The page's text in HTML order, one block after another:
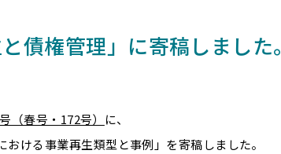
権管理」に寄稿しました。
（春号・172号）
に、
ける事業再生類型と事例」を寄稿しました。